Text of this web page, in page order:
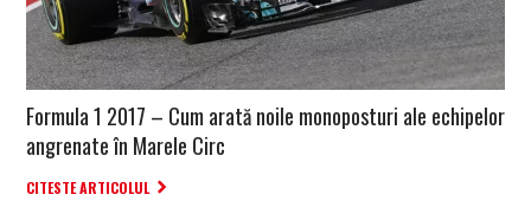
Formula 1 2017 – Cum arată noile monoposturi ale echipelor
angrenate în Marele Circ
CITESTE ARTICOLUL